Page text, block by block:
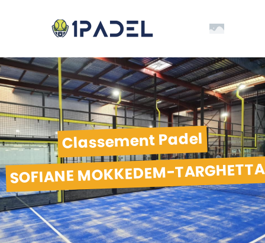
Classement Padel
SOFIANE MOKKEDEM-TARGHETTA